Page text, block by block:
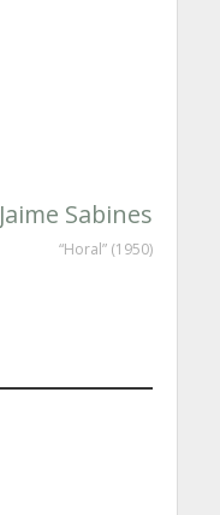
Jaime Sabines
“Horal” (1950)